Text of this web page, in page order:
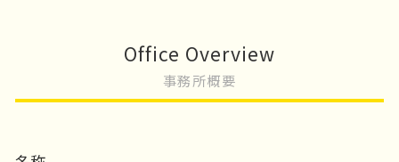
Office Overview
事務所概要